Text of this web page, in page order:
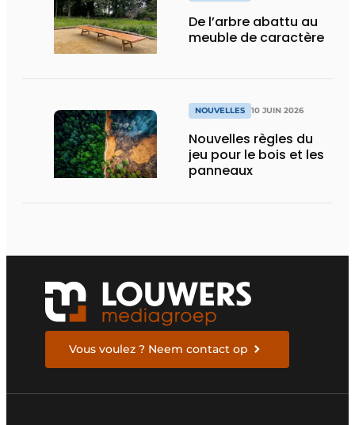
De l’arbre abattu au
meuble de caractère
NOUVELLES 10 JUIN 2026
Nouvelles règles du
jeu pour le bois et les
panneaux
Vous voulez ? Neem contact op